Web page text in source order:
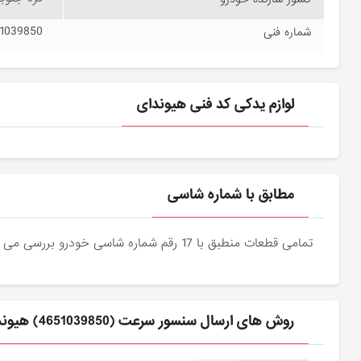
شماره فنی
لوازم یدکی کد فنی هیوندای
مطابق با شماره شاسی
تمامی قطعات منطبق با 17 رقم شماره شاسی خودرو بررسی می شوند و دقیقا نمونه اصلی آن برای مشتریان عزیز ارسال می شود.
روش های ارسال سنسور سرعت (4651039850) هیوندای برای مشتری